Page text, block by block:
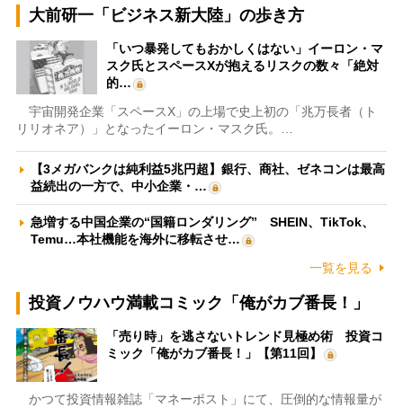
大前研一「ビジネス新大陸」の歩き方
「いつ暴発してもおかしくはない」イーロン・マ
スク氏とスペースXが抱えるリスクの数々「絶対
的…
宇宙開発企業「スペースX」の上場で史上初の「兆万長者（ト
リリオネア）」となったイーロン・マスク氏。…
【3メガバンクは純利益5兆円超】銀行、商社、ゼネコンは最高
益続出の一方で、中小企業・…
急増する中国企業の“国籍ロンダリング” SHEIN、TikTok、
Temu…本社機能を海外に移転させ…
一覧を見る
投資ノウハウ満載コミック「俺がカブ番長！」
「売り時」を逃さないトレンド見極め術 投資コ
ミック「俺がカブ番長！」【第11回】
かつて投資情報雑誌「マネーポスト」にて、圧倒的な情報量が